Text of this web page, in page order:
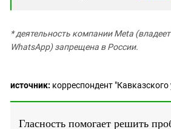
* деятельность компании Meta
WhatsApp) запрещена в России.
источник: корреспондент "Кавказского
Гласность помогает решить